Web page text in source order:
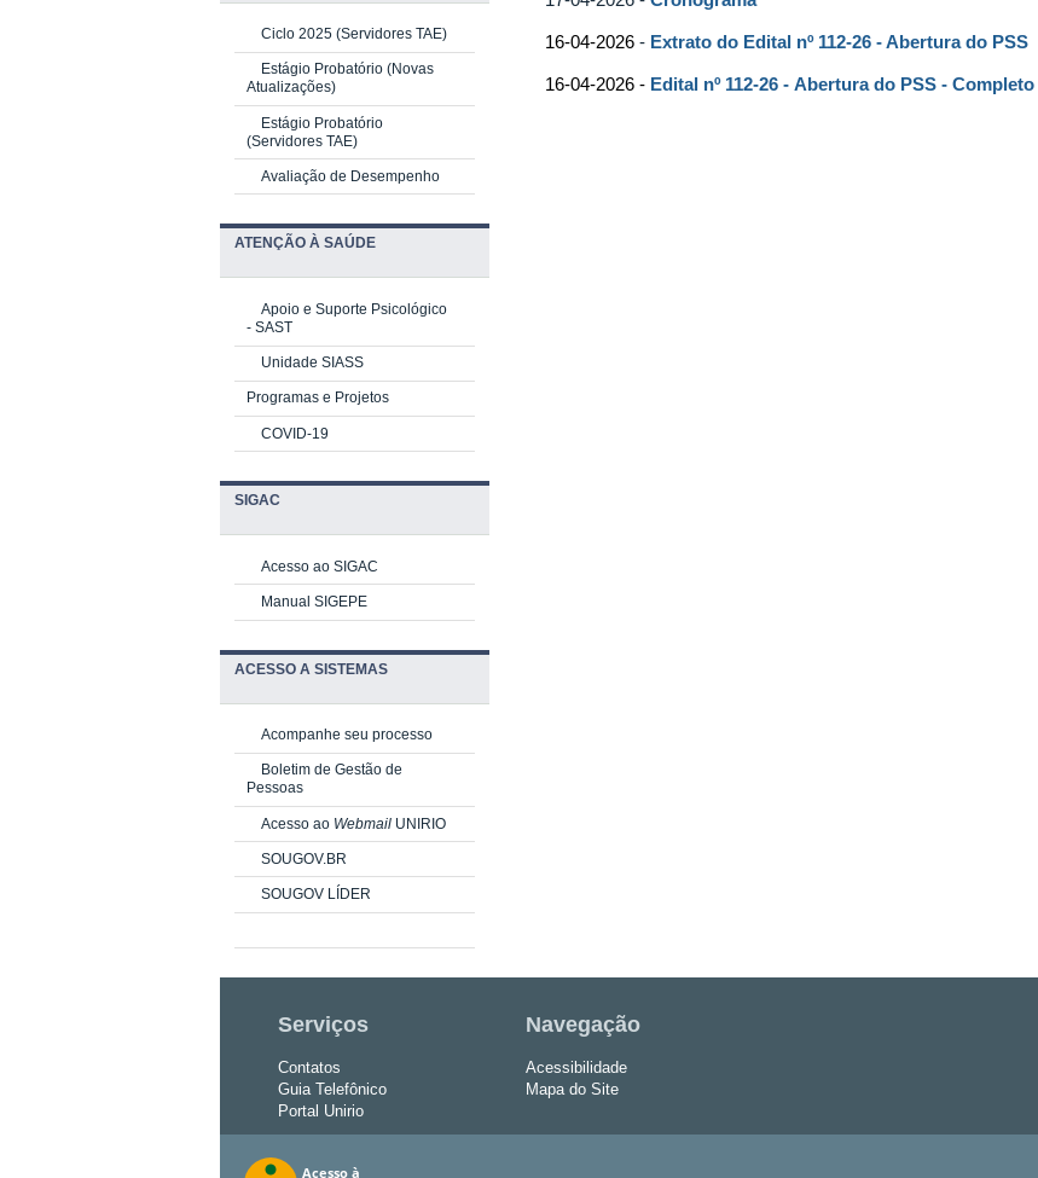
16-04-2026 - Extrato do Edital nº 112-26 - Abertura do PSS
16-04-2026 - Edital nº 112-26 - Abertura do PSS - Completo
Ciclo 2025 (Servidores TAE)
Estágio Probatório (Novas
Atualizações)
Estágio Probatório
(Servidores TAE)
Avaliação de Desempenho
ATENÇÃO À SAÚDE
Apoio e Suporte Psicológico
- SAST
Unidade SIASS
Programas e Projetos
COVID-19
SIGAC
Acesso ao SIGAC
Manual SIGEPE
ACESSO A SISTEMAS
Acompanhe seu processo
Boletim de Gestão de
Pessoas
Acesso ao Webmail UNIRIO
SOUGOV.BR
SOUGOV LÍDER
Serviços
Contatos
Guia Telefônico
Portal Unirio
Navegação
Acessibilidade
Mapa do Site